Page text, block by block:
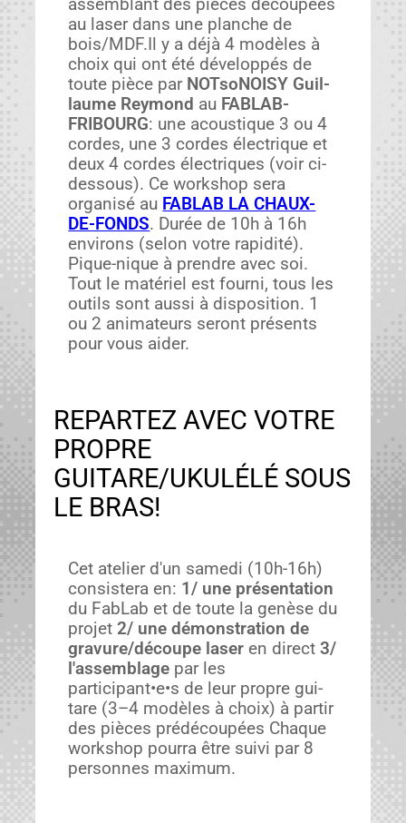
assem­blant des pièces découpées
au laser dans une planche de
bois/MDF.Il y a déjà 4 mod­èles à
choix qui ont été dévelop­pés de
toute pièce par NOT­soNOISY Guil­
laume Rey­mond au FABLAB-
FRIBOURG: une acous­tique 3 ou 4
cordes, une 3 cordes élec­trique et
deux 4 cordes élec­triques (voir ci-
dessous). Ce work­shop sera
organ­isé au FABLAB LA CHAUX-
DE-FONDS. Durée de 10h à 16h
envi­rons (selon votre rapid­ité).
Pique-nique à pren­dre avec soi.
Tout le matériel est fourni, tous les
out­ils sont aus­si à dis­po­si­tion. 1
ou 2 ani­ma­teurs seront présents
pour vous aider.
REPARTEZ AVEC VOTRE
PROPRE
GUITARE/UKULÉLÉ SOUS
LE BRAS!
Cet ate­lier d'un same­di (10h-16h)
con­sis­tera en: 1/ une présen­ta­tion
du FabLab et de toute la genèse du
pro­jet2/ une démon­stra­tion de
gravure/découpe laser en direct3/
l'assemblage par les
participant•e•s de leur pro­pre gui­
tare (3–4 mod­èles à choix) à par­tir
des pièces prédé­coupées Chaque
work­shop pour­ra être suivi par 8
per­son­nes max­i­mum.